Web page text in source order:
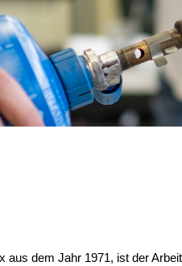
dem Jahr 1971, ist der